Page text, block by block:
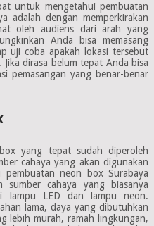
untuk mengetahui pembuatan
adalah dengan memperkirakan
oleh audiens dari arah yang
Anda bisa memasang
uji coba apakah lokasi tersebut
dirasa belum tepat Anda bisa
pemasangan yang benar-benar
yang tepat sudah diperoleh
cahaya yang akan digunakan
neon box Surabaya
sumber cahaya yang biasanya
lampu LED dan lampu neon.
lama, daya yang dibutuhkan
lebih murah, ramah lingkungan,